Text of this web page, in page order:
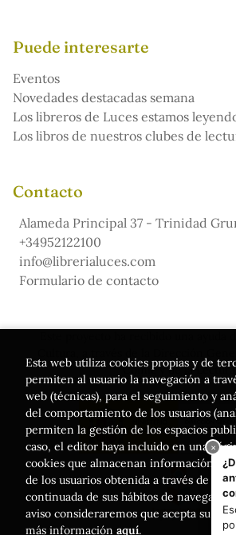
Puede interesarte
Eventos
Novedades destacadas semana
Los libreros de Luces estamos
Los libros de nuestros clubes de
Contacto
Alameda Principal 37 - Trinidad
+34952122100
info@librerialuces.com
Formulario de contacto
Cómic y de la Lectura
Esta web utiliza cookies propias y de
permiten al usuario la navegación a
web (técnicas), para el seguimiento y
del comportamiento de los usuarios
permiten la gestión de los espacios
caso, el editor haya incluido en una
cookies que almacenan información
de los usuarios obtenida a través de la
continuada de sus hábitos de
aviso consideraremos que acepta su
más información aquí.